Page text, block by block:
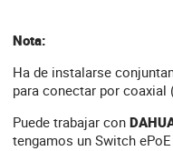
Nota:
Ha de instalarse
para conectar por coaxial
Puede trabajar con
tengamos un Switch ePoE